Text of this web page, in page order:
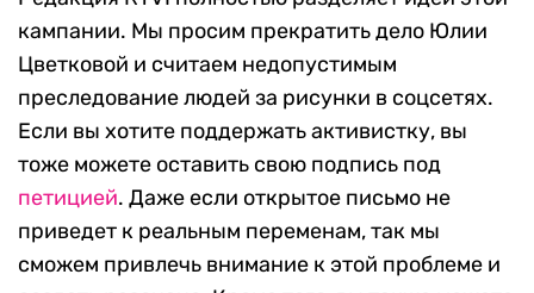
кампании. Мы просим прекратить дело Юлии
Цветковой и считаем недопустимым
преследование людей за рисунки в соцсетях.
Если вы хотите поддержать активистку, вы
тоже можете оставить свою подпись под
петицией. Даже если открытое письмо не
приведет к реальным переменам, так мы
сможем привлечь внимание к этой проблеме и